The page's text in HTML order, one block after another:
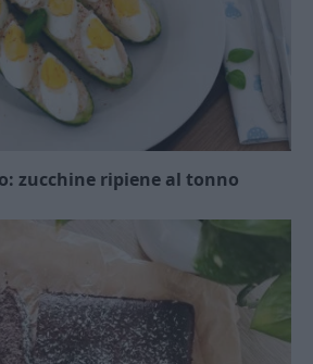
zucchine ripiene al tonno